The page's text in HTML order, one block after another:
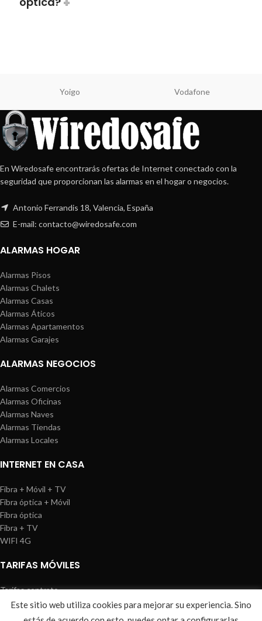
Yoigo Vodafone
En Wiredosafe encontrarás ofertas de Internet conectado con la
seguridad que proporcionan las alarmas en el hogar o negocios.
Antonio Ferrandis 18, Valencia, España
E-mail: contacto@wiredosafe.com
ALARMAS HOGAR
Alarmas Pisos
Alarmas Chalets
Alarmas Casas
Alarmas Áticos
Alarmas Apartamentos
Alarmas Garajes
ALARMAS NEGOCIOS
Alarmas Comercios
Alarmas Oficinas
Alarmas Naves
Alarmas Tiendas
Alarmas Locales
INTERNET EN CASA
Fibra + Móvil + TV
Fibra óptica + Móvil
Fibra óptica
Fibra + TV
WIFI 4G
TARIFAS MÓVILES
Tarifas contrato
Tarifas prepago
WIREDOSAFE Aviso Legal Política de Cookies |Sitemap
Este sitio web utiliza cookies para mejorar su experiencia. Sino